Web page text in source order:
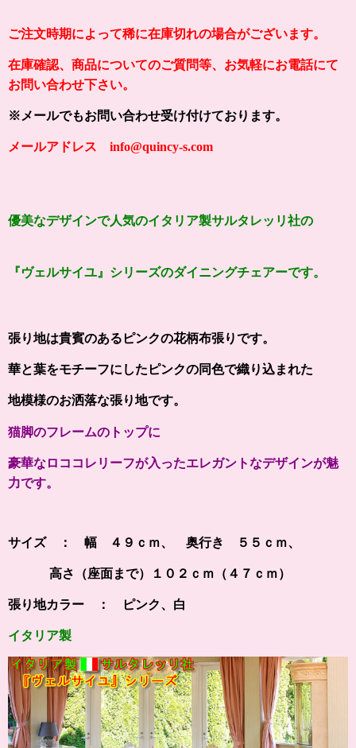
ご注文時期によって稀に在庫切れの場合がございます。
在庫確認、商品についてのご質問等、お気軽にお電話にて
お問い合わせ下さい。
※メールでもお問い合わせ受け付けております。
メールアドレス info@quincy-s.com
優美なデザインで人気のイタリア製サルタレッリ社の
『ヴェルサイユ 』シリーズのダイニングチェアーです。
張り地は貴賓のあるピンクの花柄布張りです。
華と葉をモチーフにしたピンクの同色で織り込まれた
地模様のお洒落な張り地です。
猫脚のフレームのトップに
豪華なロココレリーフが入ったエレガントなデザインが魅
力です。
サイズ ： 幅 ４９ｃｍ、 奥行き ５５ｃｍ、
高さ（座面まで）１０２ｃｍ（４７ｃｍ）
張り地カラー ： ピンク、白
イタリア製